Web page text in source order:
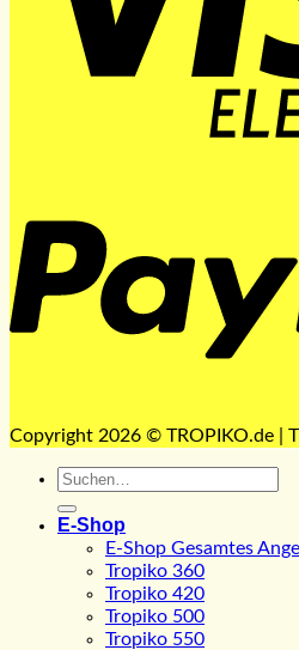
Copyright 2026 © TROPIKO.de |
Suchen
E-Shop
E-Shop Gesamtes
Tropiko 360
Tropiko 420
Tropiko 500
Tropiko 550